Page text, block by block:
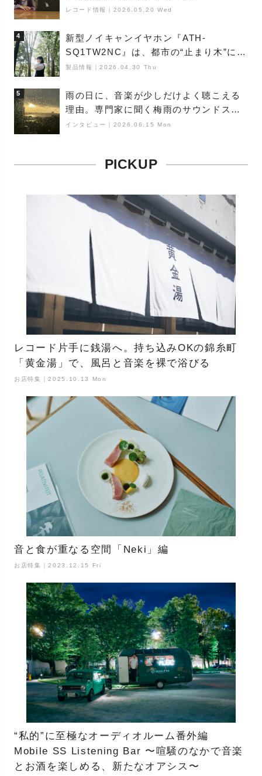
レコード情報 2026.05.20 Wed
4
新型ノイキャンイヤホン『ATH-
SQ1TW2NC』は、都市の“止まり木”にな
り得るーシンガーソングライター浮
製品情報 ｜2026.04.30 Thu
5
雨の日に、音楽が少しだけよく聴こえる
理由。専門家に聞く梅雨のサウンドス
ケープ
インタビュー 2026.06.15 Mon
PICKUP
レコード片手に銭湯へ。持ち込みOKの錦糸町
「黄金湯」で、風呂と音楽を裸で浴びる
お店特集｜2025.10.13 Mon
音と食が重なる空間「Neki」編
お店特集｜2023.12.15 Fri
“私的”に至極なオーディオルーム番外編
Mobile SS Listening Bar 〜喧騒のなかで音楽
とお酒を楽しめる、新たなオアシス〜